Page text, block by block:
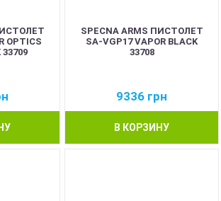
OPTICS
33709
SPECNA ARMS ПИСТОЛЕТ
SA-VGP17 VAPOR BLACK
33708
9336 грн
В КОРЗИНУ